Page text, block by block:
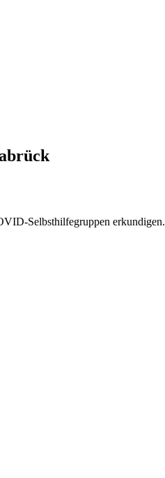
Selbsthilfegruppen erkundigen.